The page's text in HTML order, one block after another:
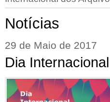
Notícias
29 de Maio de 2017
Dia